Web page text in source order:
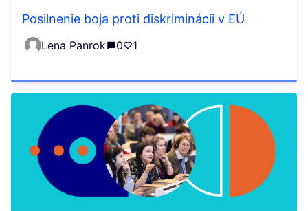
Posilnenie boja proti diskriminácii v EÚ
Lena Panrok 0 1